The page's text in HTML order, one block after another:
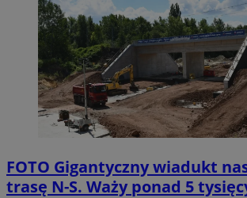
FOTO Gigantyczny wiadukt
trasę N-S. Waży ponad 5